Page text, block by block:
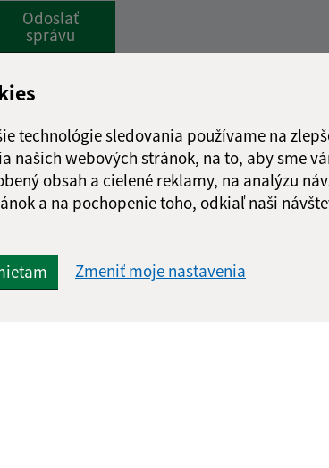
technológie sledovania používame na
našich webových stránok, na to, aby sme
obsah a cielené reklamy, na analýzu
a na pochopenie toho, odkiaľ naši
Zmeniť moje nastavenia
reCaptcha Response
Odoslať
správu